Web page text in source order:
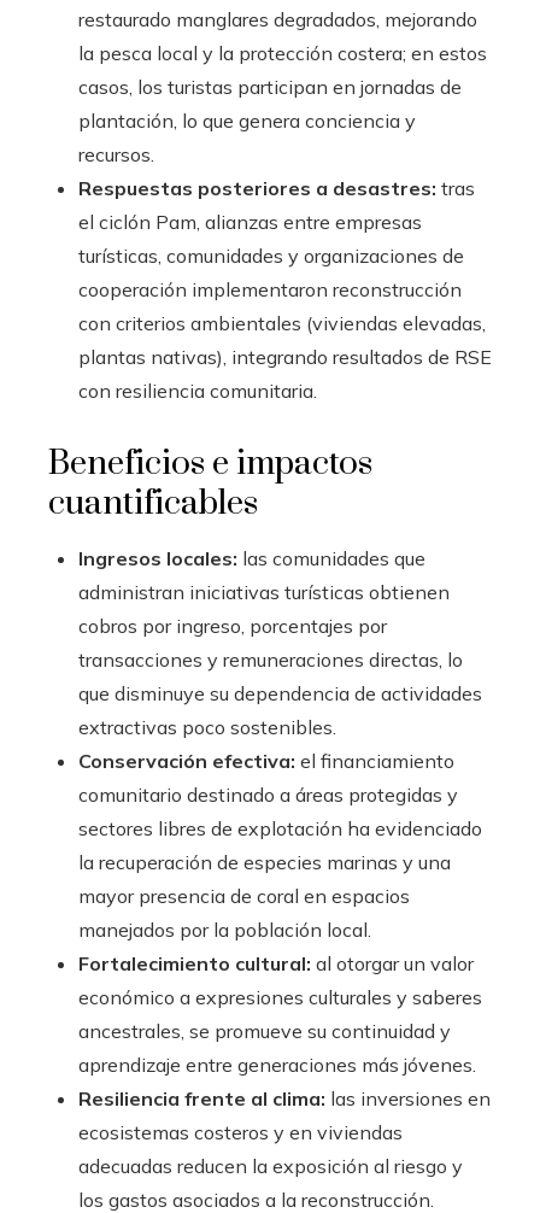
restaurado manglares degradados, mejorando
la pesca local y la protección costera; en estos
casos, los turistas participan en jornadas de
plantación, lo que genera conciencia y
recursos.
Respuestas posteriores a desastres: tras
el ciclón Pam, alianzas entre empresas
turísticas, comunidades y organizaciones de
cooperación implementaron reconstrucción
con criterios ambientales (viviendas elevadas,
plantas nativas), integrando resultados de RSE
con resiliencia comunitaria.
Beneficios e impactos
cuantificables
Ingresos locales: las comunidades que
administran iniciativas turísticas obtienen
cobros por ingreso, porcentajes por
transacciones y remuneraciones directas, lo
que disminuye su dependencia de actividades
extractivas poco sostenibles.
Conservación efectiva: el financiamiento
comunitario destinado a áreas protegidas y
sectores libres de explotación ha evidenciado
la recuperación de especies marinas y una
mayor presencia de coral en espacios
manejados por la población local.
Fortalecimiento cultural: al otorgar un valor
económico a expresiones culturales y saberes
ancestrales, se promueve su continuidad y
aprendizaje entre generaciones más jóvenes.
Resiliencia frente al clima: las inversiones en
ecosistemas costeros y en viviendas
adecuadas reducen la exposición al riesgo y
los gastos asociados a la reconstrucción.